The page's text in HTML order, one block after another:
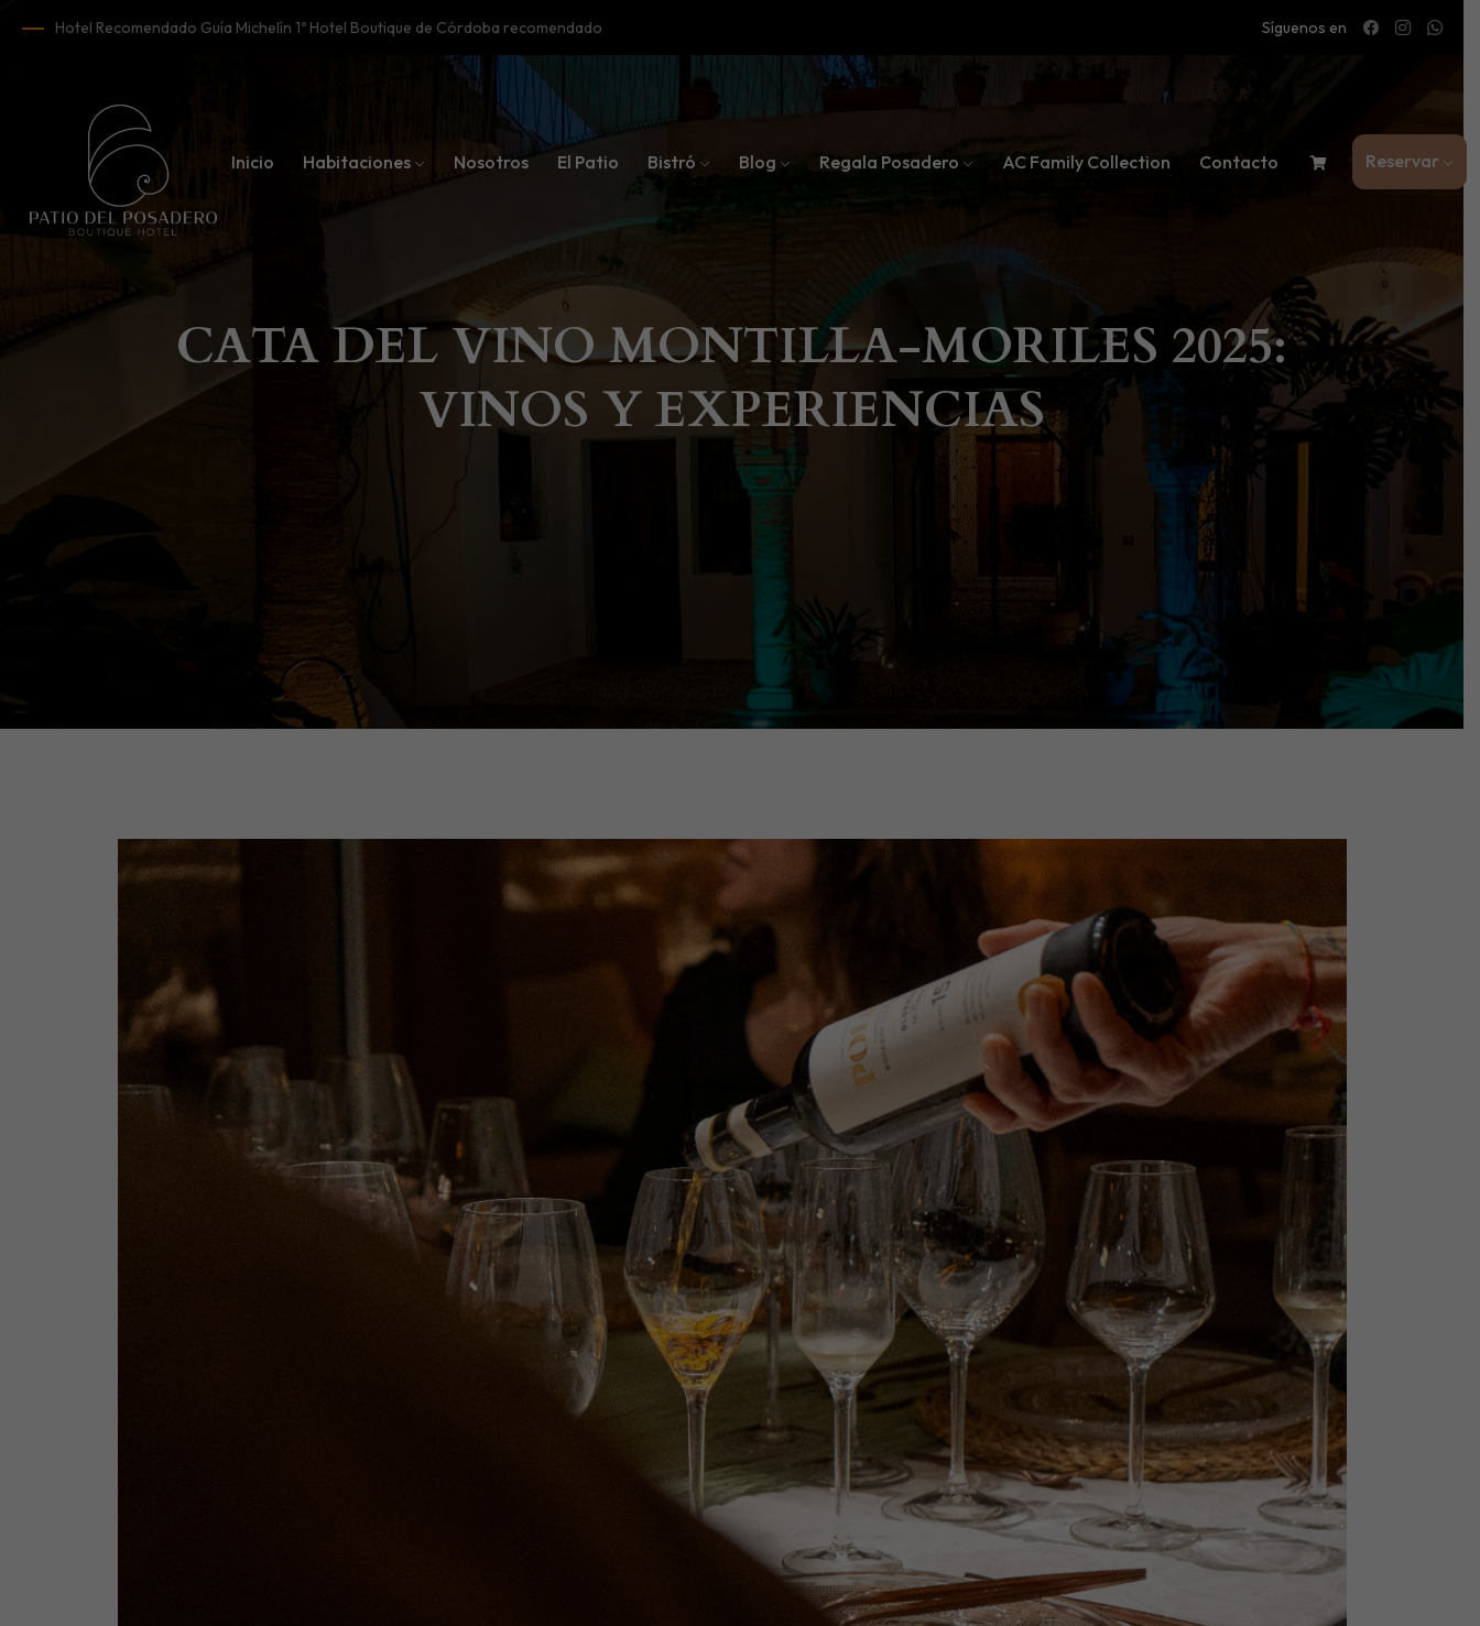
Hotel Recomendado Guía Michelín 1º Hotel Boutique de Córdoba recomendado Síguenos en
Inicio Habitaciones Nosotros El Patio Bistró Blog Regala Posadero AC Family Collection Contacto Reservar
CATA DEL VINO MONTILLA-MORILES 2025:
VINOS Y EXPERIENCIAS